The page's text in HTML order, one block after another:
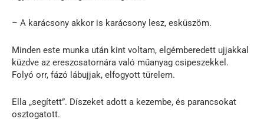
– A karácsony akkor is karácsony lesz, esküszöm.
Minden este munka után kint voltam, elgémberedett ujjakkal
küzdve az ereszcsatornára való műanyag csipeszekkel.
Folyó orr, fázó lábujjak, elfogyott türelem.
Ella „segített”. Díszeket adott a kezembe, és parancsokat
osztogatott.